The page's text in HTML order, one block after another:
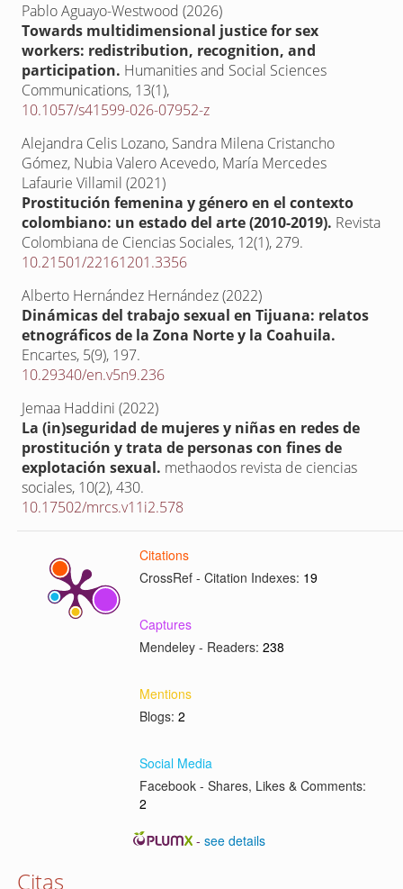
Pablo Aguayo-Westwood (2026)
Towards multidimensional justice for sex
workers: redistribution, recognition, and
participation. Humanities and Social Sciences
Communications, 13(1),
10.1057/s41599-026-07952-z
Alejandra Celis Lozano, Sandra Milena Cristancho
Gómez, Nubia Valero Acevedo, María Mercedes
Lafaurie Villamil (2021)
Prostitución femenina y género en el contexto
colombiano: un estado del arte (2010-2019). Revista
Colombiana de Ciencias Sociales, 12(1), 279.
10.21501/22161201.3356
Alberto Hernández Hernández (2022)
Dinámicas del trabajo sexual en Tijuana: relatos
etnográficos de la Zona Norte y la Coahuila.
Encartes, 5(9), 197.
10.29340/en.v5n9.236
Jemaa Haddini (2022)
La (in)seguridad de mujeres y niñas en redes de
prostitución y trata de personas con fines de
explotación sexual. methaodos revista de ciencias
sociales, 10(2),430.
10.17502/mrcs.v11i2.578
Citations
CrossRef - Citation Indexes: 19
Captures
Mendeley - Readers:238
Mentions
Blogs:2
Social Media
Facebook - Shares, Likes & Comments:
2
-see details
Citas